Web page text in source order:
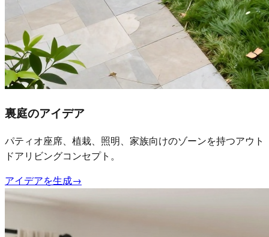
裏庭のアイデア
パティオ座席、植栽、照明、家族向けのゾーンを持つアウト
ドアリビングコンセプト。
アイデアを生成→